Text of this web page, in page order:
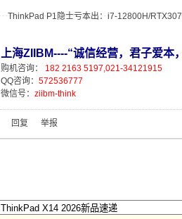
ThinkPad P1隐士亏本出：i7-12800H/
上海ZIIBM----“诚信经营，君子爱本
购机咨询：
182 2163 5197,021-34121915
QQ咨询： 572536777
微信号： ziibm-think
回复 举报